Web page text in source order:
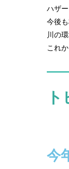
ハザ
今後
川の
これ
今